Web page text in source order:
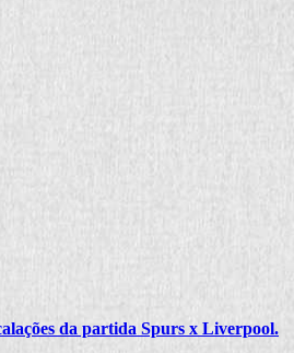
da partida Spurs x Liverpool.